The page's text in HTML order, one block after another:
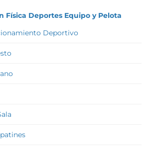
Física Deportes Equipo y Pelota
Deportivo